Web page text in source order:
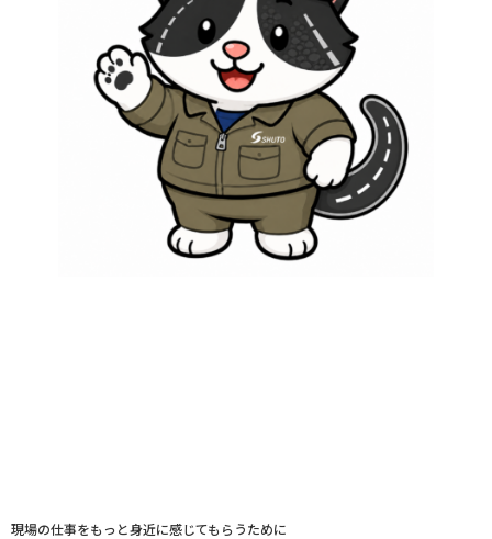
現場の仕事をもっと身近に感じてもらうために